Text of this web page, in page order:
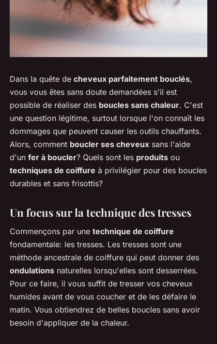
Dans la quête de cheveux parfaitement bouclés,
vous vous êtes sans doute demandées s'il est
possible de réaliser des boucles sans chaleur. C'est
une question légitime, surtout lorsque l'on connaît les
dommages que peuvent causer les outils chauffants.
Alors, comment boucler ses cheveux sans l'aide
d'un fer à boucler? Quels sont les produits ou
techniques de coiffure à privilégier pour des boucles
durables et sans frisottis?
Un focus sur la technique des tresses
Commençons par une technique de coiffure
fondamentale: les tresses. Les tresses sont une
méthode ancestrale de coiffure qui peut donner des
ondulations naturelles lorsqu'elles sont desserrées.
Pour ce faire, il vous suffit de tresser vos cheveux
humides avant de vous coucher et de les défaire le
matin. Vous obtiendrez de belles boucles sans avoir
besoin d'appliquer de la chaleur.